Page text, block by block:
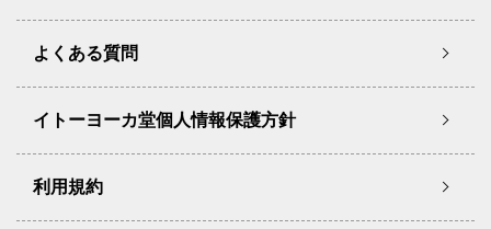
よくある質問
イトーヨーカ堂個人情報保護方針
利用規約